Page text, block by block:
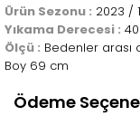
Ürün Sezonu : 2023 / 1
Yıkama Derecesi :
Ölçü : Bedenler arası
Boy 69 cm
Ödeme